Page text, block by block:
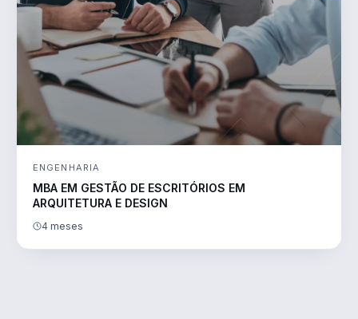
ENGENHARIA
MBA EM GESTÃO DE ESCRITÓRIOS EM
ARQUITETURA E DESIGN
4 meses